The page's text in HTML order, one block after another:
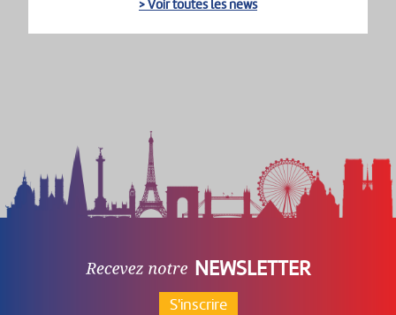
> Voir toutes les news
NEWSLETTER
S'inscrire